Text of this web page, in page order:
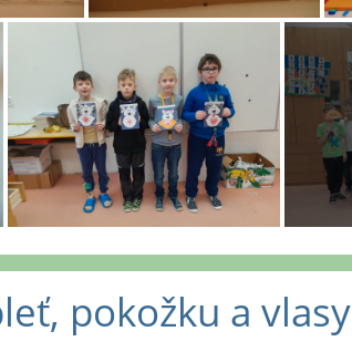
pokožku a vlasy